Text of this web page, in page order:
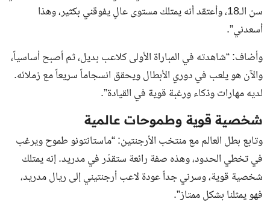
سن الـ18، وأعتقد أنه يمتلك مستوى عالٍ يفوقني بكثير، وهذا
أسعدني”.
وأضاف: “شاهدته في المباراة الأولى كلاعب بديل، ثم أصبح أساسياً،
والآن هو يلعب في دوري الأبطال ويحقق انسجاماً سريعاً مع زملائه.
لديه مهارات وذكاء ورغبة قوية في القيادة”.
شخصية قوية وطموحات عالمية
وتابع بطل العالم مع منتخب الأرجنتين: “ماستانتونو طموح ويرغب
في تخطي الحدود، وهذه صفة رائعة ستقدّر في مدريد. إنه يمتلك
شخصية قوية، وسرني جداً عودة لاعب أرجنتيني إلى ريال مدريد،
فهو يمثلنا بشكل ممتاز”.